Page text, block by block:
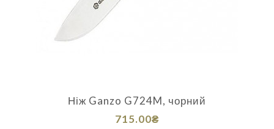
Ніж Ganzo G724M, чорний
715.00₴